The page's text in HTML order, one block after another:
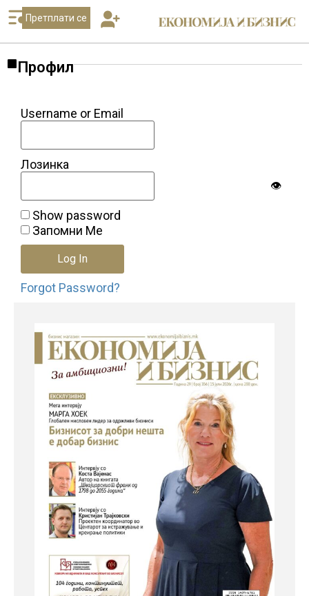
Претплати се
Профил
Username or Email
Лозинка
👁
Show password
Запомни Ме
Forgot Password?